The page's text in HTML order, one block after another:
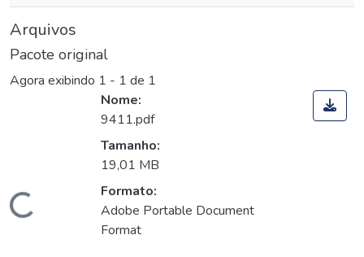
Arquivos
Pacote original
Agora exibindo 1 - 1 de 1
Carregando...
Nome:
9411.pdf
Tamanho:
19,01 MB
Formato:
Adobe Portable Document
Format